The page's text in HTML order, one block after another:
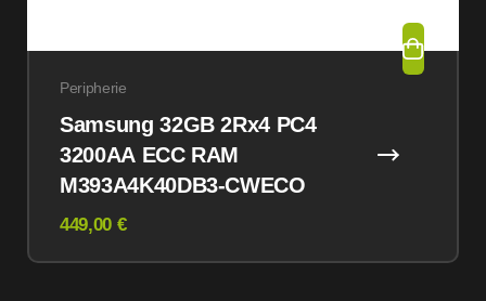
Peripherie
Samsung 32GB 2Rx4 PC4
3200AA ECC RAM
M393A4K40DB3-CWECO
449,00 €